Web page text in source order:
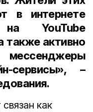
в интернете
YouTube
также активно
сервисы», –
как